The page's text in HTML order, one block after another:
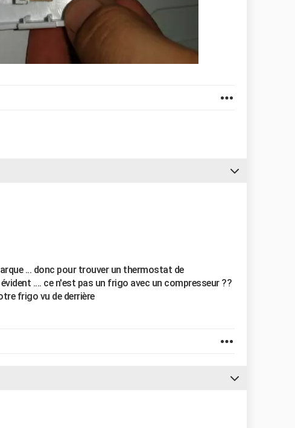
... donc pour trouver un thermostat de
.... ce n'est pas un frigo avec un compresseur ??
frigo vu de derrière